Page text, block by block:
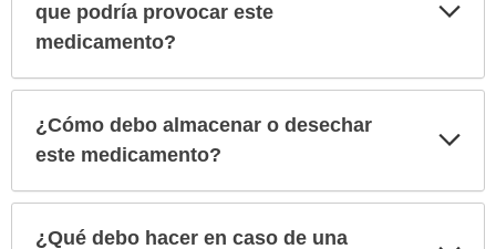
que podría provocar este
medicamento?
¿Cómo debo almacenar o desechar
este medicamento?
¿Qué debo hacer en caso de una